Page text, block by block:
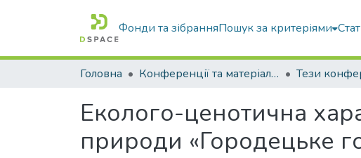
Фонди та зібранняПошук за критеріями
Головна Конференції та матеріали конференцій Тези
Еколого-ценотична
природи «Городецьке